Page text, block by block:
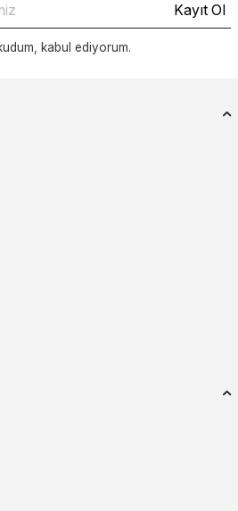
Kayıt Ol
kabul ediyorum.